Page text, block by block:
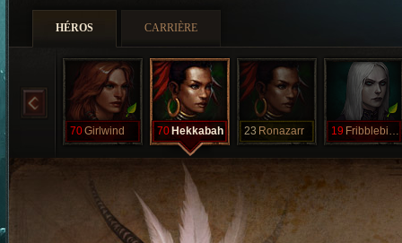
HÉROS CARRIÈRE
70Girlwind 70 Hekkabah 23 Ronazarr 19 Fribblebibbl